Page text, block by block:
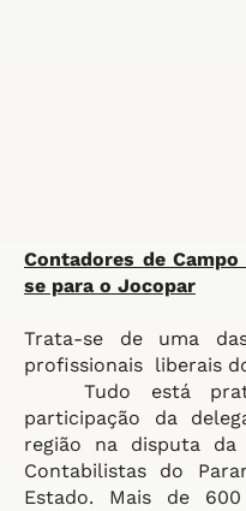
Contadores de
se para o Jocopar
Trata-se de uma
profissionais liberais
Tudo está
participação da
região na disputa da
Contabilistas do
Estado. Mais de 600